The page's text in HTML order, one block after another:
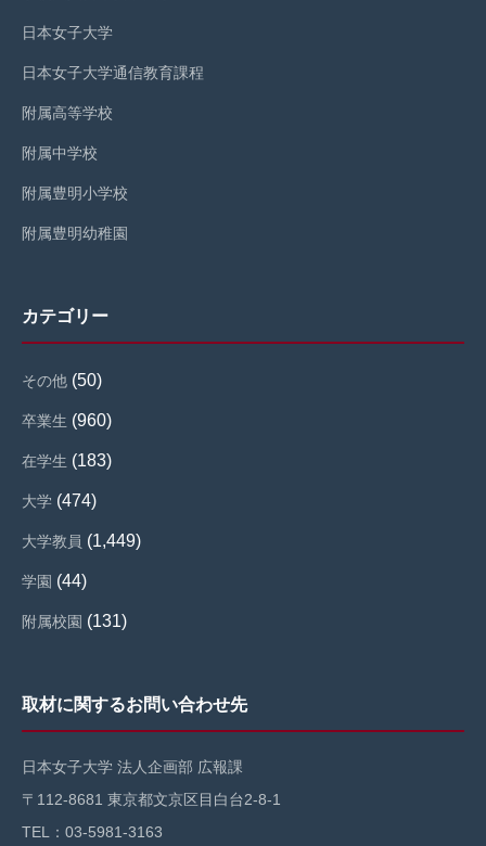
日本女子大学
日本女子大学通信教育課程
附属高等学校
附属中学校
附属豊明小学校
附属豊明幼稚園
カテゴリー
その他 (50)
卒業生 (960)
在学生 (183)
大学 (474)
大学教員 (1,449)
学園 (44)
附属校園 (131)
取材に関するお問い合わせ先
日本女子大学 法人企画部 広報課
〒112-8681 東京都文京区目白台2-8-1
TEL：03-5981-3163